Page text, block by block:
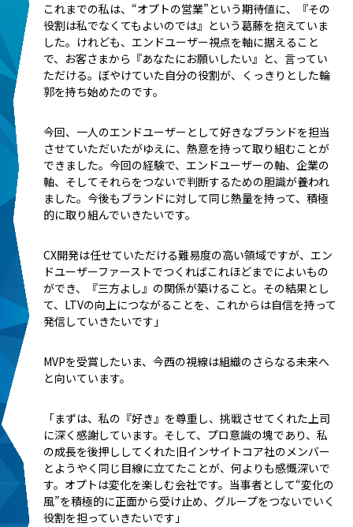
これまでの私は、“オプトの営業”という期待値に、『その
役割は私でなくてもよいのでは』という葛藤を抱えていま
した。けれども、エンドユーザー視点を軸に据えること
で、お客さまから『あなたにお願いしたい』と、言ってい
ただける。ぼやけていた自分の役割が、くっきりとした輪
郭を持ち始めたのです。
今回、一人のエンドユーザーとして好きなブランドを担当
させていただいたがゆえに、熱意を持って取り組むことが
できました。今回の経験で、エンドユーザーの軸、企業の
軸、そしてそれらをつないで判断するための胆識が養われ
ました。今後もブランドに対して同じ熱量を持って、積極
的に取り組んでいきたいです。
CX開発は任せていただける難易度の高い領域ですが、エン
ドユーザーファーストでつくればこれほどまでによいもの
ができ、『三方よし』の関係が築けること。その結果とし
て、LTVの向上につながることを、これからは自信を持って
発信していきたいです」
MVPを受賞したいま、今西の視線は組織のさらなる未来へ
と向いています。
「まずは、私の『好き』を尊重し、挑戦させてくれた上司
に深く感謝しています。そして、プロ意識の塊であり、私
の成長を後押ししてくれた旧インサイトコア社のメンバー
とようやく同じ目線に立てたことが、何よりも感慨深いで
す。オプトは変化を楽しむ会社です。当事者として“変化の
風”を積極的に正面から受け止め、グループをつないでいく
役割を担っていきたいです」